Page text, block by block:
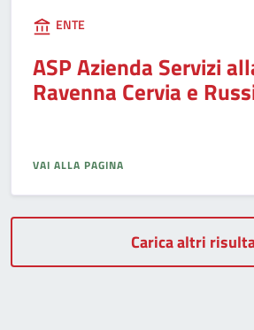
ENTE
ASP Azienda Servizi
Ravenna Cervia e
VAI ALLA PAGINA
Carica altri